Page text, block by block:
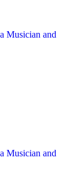
Musician and
Musician and